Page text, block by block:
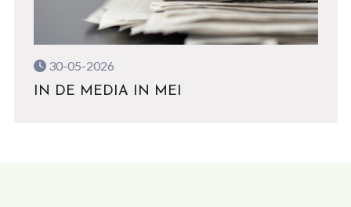
30-05-2026
IN DE MEDIA IN MEI